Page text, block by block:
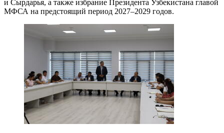
и Сырдарья, а также избрание Президента Узбекистана главой
МФСА на предстоящий период 2027–2029 годов.